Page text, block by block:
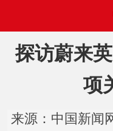
探访蔚来
项
来源：中国新